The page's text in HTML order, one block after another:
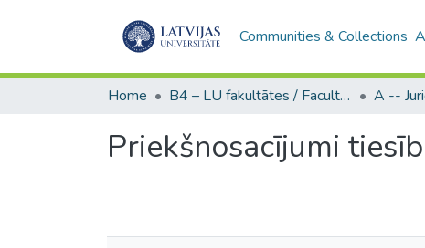
Communities & Collections
Home B4 – LU fakultātes / Faculties of the UL
Priekšnosacījumi